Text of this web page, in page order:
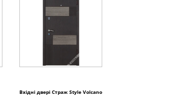
Вхідні двері Страж Style Volcano